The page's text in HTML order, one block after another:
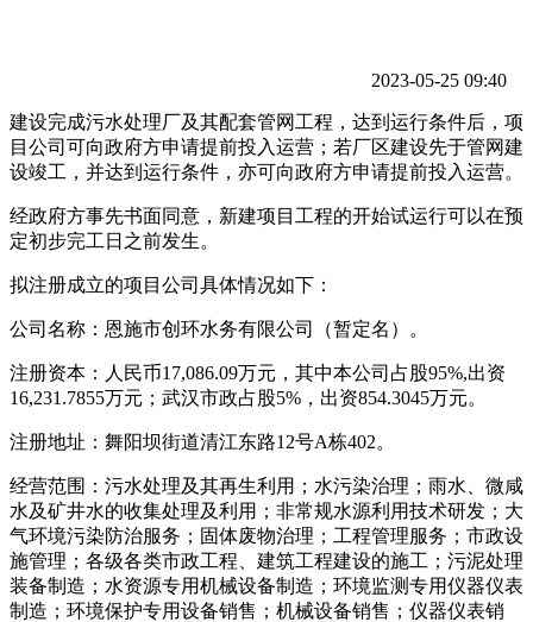
2023-05-25 09:40
建设完成污水处理厂及其配套管网工程，达到运行条件后，项
目公司可向政府方申请提前投入运营；若厂区建设先于管网建
设竣工，并达到运行条件，亦可向政府方申请提前投入运营。
经政府方事先书面同意，新建项目工程的开始试运行可以在预
定初步完工日之前发生。
拟注册成立的项目公司具体情况如下：
公司名称：恩施市创环水务有限公司（暂定名）。
注册资本：人民币17,086.09万元，其中本公司占股95%,出资
16,231.7855万元；武汉市政占股5%，出资854.3045万元。
注册地址：舞阳坝街道清江东路12号A栋402。
经营范围：污水处理及其再生利用；水污染治理；雨水、微咸
水及矿井水的收集处理及利用；非常规水源利用技术研发；大
气环境污染防治服务；固体废物治理；工程管理服务；市政设
施管理；各级各类市政工程、建筑工程建设的施工；污泥处理
装备制造；水资源专用机械设备制造；环境监测专用仪器仪表
制造；环境保护专用设备销售；机械设备销售；仪器仪表销